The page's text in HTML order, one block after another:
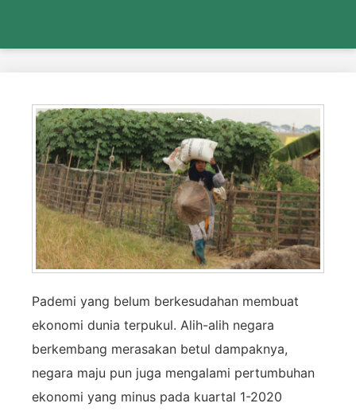
Pademi yang belum berkesudahan membuat
ekonomi dunia terpukul. Alih-alih negara
berkembang merasakan betul dampaknya,
negara maju pun juga mengalami pertumbuhan
ekonomi yang minus pada kuartal 1-2020